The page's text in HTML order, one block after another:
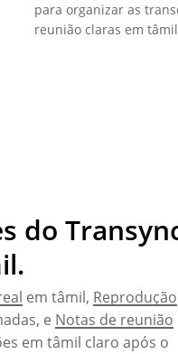
para organizar as
reunião claras em
do
em tâmil, Reprodução
e Notas de reunião
em tâmil claro após o